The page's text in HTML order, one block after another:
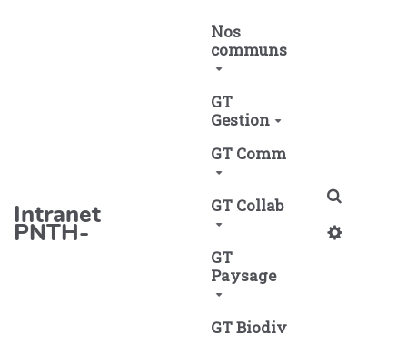
Aller au contenu principal
Intranet
PNTH-
Nos
communs
GT
Gestion
GT Comm
GT Collab
GT
Paysage
GT Biodiv